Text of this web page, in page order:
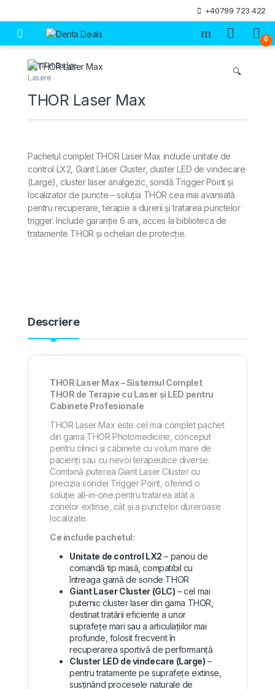
+40799 723 422
Open 0
🔍
Lasere
THOR Laser Max
Pachetul complet THOR Laser Max include unitate de
control LX2, Giant Laser Cluster, cluster LED de vindecare
(Large), cluster laser analgezic, sondă Trigger Point și
localizator de puncte – soluția THOR cea mai avansată
pentru recuperare, terapie a durerii și tratarea punctelor
trigger. Include garanție 6 ani, acces la biblioteca de
tratamente THOR și ochelari de protecție.
Descriere
THOR Laser Max – Sistemul Complet
THOR de Terapie cu Laser și LED pentru
Cabinete Profesionale
THOR Laser Max este cel mai complet pachet
din gama THOR Photomedicine, conceput
pentru clinici și cabinete cu volum mare de
pacienți sau cu nevoi terapeutice diverse.
Combină puterea Giant Laser Cluster cu
precizia sondei Trigger Point, oferind o
soluție all-in-one pentru tratarea atât a
zonelor extinse, cât și a punctelor dureroase
localizate.
Ce include pachetul:
Unitate de control LX2 – panou de
comandă tip masă, compatibil cu
întreaga gamă de sonde THOR
Giant Laser Cluster (GLC) – cel mai
puternic cluster laser din gama THOR,
destinat tratării eficiente a unor
suprafețe mari sau a articulațiilor mai
profunde, folosit frecvent în
recuperarea sportivă de performanță
Cluster LED de vindecare (Large) –
pentru tratamente pe suprafețe extinse,
susținând procesele naturale de